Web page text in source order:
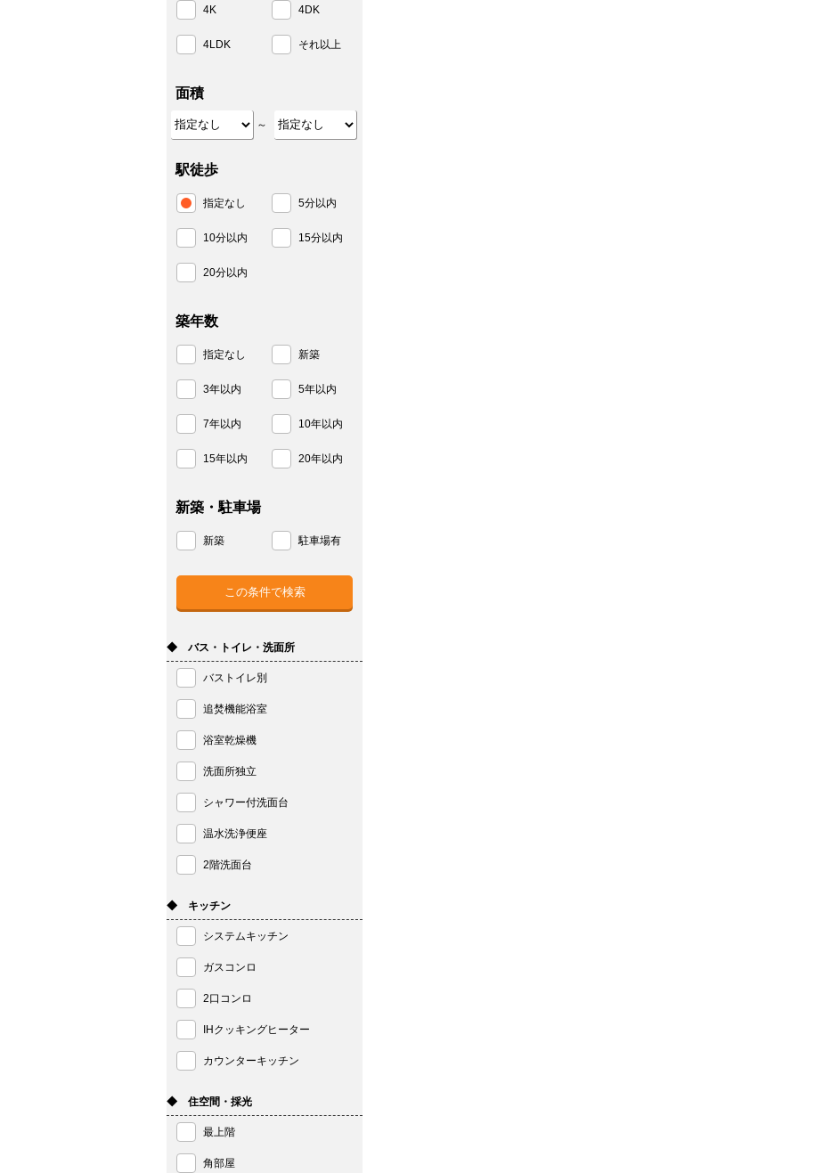
4K 4DK
4LDK それ以上
面積
～
駅徒歩
指定なし 5分以内
10分以内 15分以内
20分以内
築年数
指定なし 新築
3年以内 5年以内
7年以内 10年以内
15年以内 20年以内
新築・駐車場
新築 駐車場有
◆ バス・トイレ・洗面所
バストイレ別
追焚機能浴室
浴室乾燥機
洗面所独立
シャワー付洗面台
温水洗浄便座
2階洗面台
◆ キッチン
システムキッチン
ガスコンロ
2口コンロ
IHクッキングヒーター
カウンターキッチン
◆ 住空間・採光
最上階
角部屋